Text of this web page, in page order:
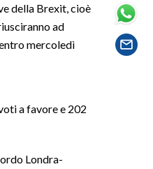
della Brexit, cioè
ad
mercoledì
a favore e 202
Londra-